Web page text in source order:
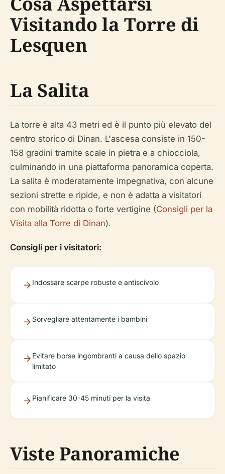
Visitando la Torre di
Lesquen
La Salita
La torre è alta 43 metri ed è il punto più elevato del
centro storico di Dinan. L'ascesa consiste in 150-
158 gradini tramite scale in pietra e a chiocciola,
culminando in una piattaforma panoramica coperta.
La salita è moderatamente impegnativa, con alcune
sezioni strette e ripide, e non è adatta a visitatori
con mobilità ridotta o forte vertigine (Consigli per la
Visita alla Torre di Dinan).
Consigli per i visitatori:
Indossare scarpe robuste e antiscivolo
Sorvegliare attentamente i bambini
Evitare borse ingombranti a causa dello spazio
limitato
Pianificare 30-45 minuti per la visita
Viste Panoramiche